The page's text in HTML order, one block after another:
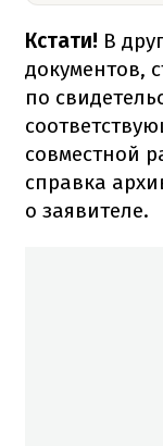
Кстати! В
документов,
по
совместной
справка
о заявителе.